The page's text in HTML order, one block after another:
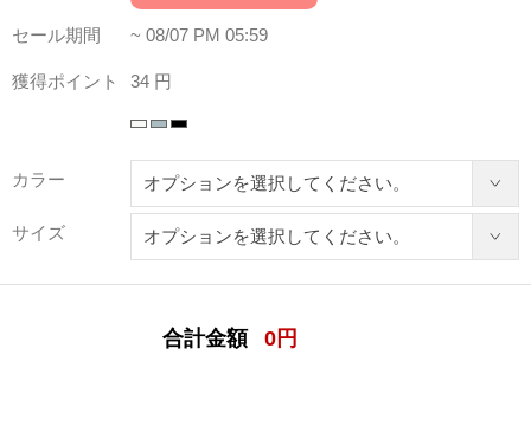
セール期間 ~ 08/07 PM 05:59
獲得ポイント 34 円
カラー
サイズ
合計金額 0 円